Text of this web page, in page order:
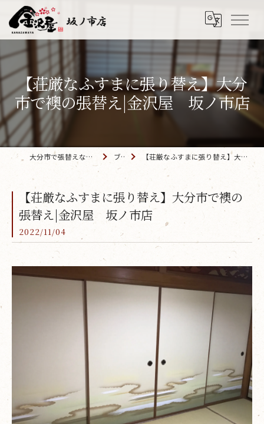
【荘厳なふすまに張り替え】大分
市で襖の張替え|金沢屋 坂ノ市店
大分市で張替えなら「金沢屋 坂ノ市店」 ブログ 【荘厳なふすまに張り替え】大分市で襖の張替え|金沢屋 坂ノ市店
【荘厳なふすまに張り替え】大分市で襖の
張替え|金沢屋 坂ノ市店
2022/11/04